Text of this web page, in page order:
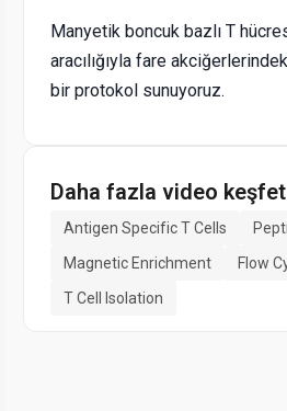
Manyetik boncuk bazlı T
aracılığıyla fare
bir protokol sunuyoruz.
Daha fazla video keşfet
Antigen Specific T Cells
Magnetic Enrichment
Flow
T Cell Isolation